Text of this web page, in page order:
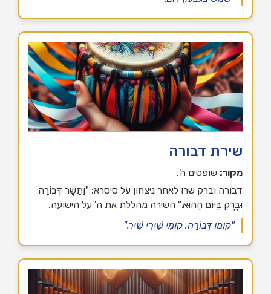
שירת דבורה
מקור:שופטים ה'.
דבורה וברק שרו לאחר ניצחון על סיסרא: "וַתָּשָׁר דְּבוֹרָה
וּבָרָק בַּיּוֹם הַהוּא." השירה מהללת את ה' על הישועה.
"קוּמוּ דְּבוֹרָה, קוּמִי שִׁירִי שִׁיר."